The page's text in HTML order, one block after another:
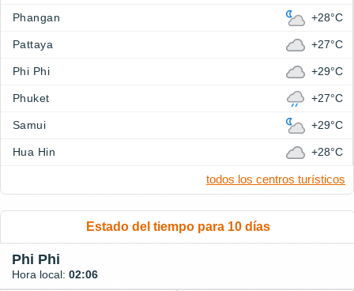
Phangan +28°C
Pattaya +27°C
Phi Phi +29°C
Phuket +27°C
Samui +29°C
Hua Hin +28°C
todos los centros turísticos
Estado del tiempo para 10 días
Phi Phi
Hora local: 02:06